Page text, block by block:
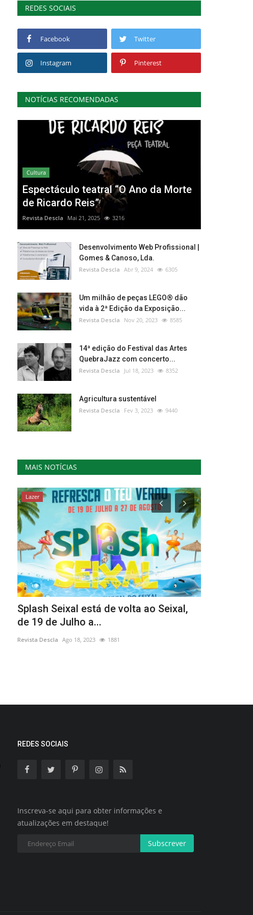
REDES SOCIAIS
Facebook Twitter
Instagram Pinterest
NOTÍCIAS RECOMENDADAS
Cultura
Espectáculo teatral “O Ano da Morte
de Ricardo Reis”
Revista Descla Mai 21, 2025 3216
Desenvolvimento Web Profissional |
Gomes & Canoso, Lda.
Revista Descla Abr 9, 2024 6305
Um milhão de peças LEGO® dão
vida à 2ª Edição da Exposição...
Revista Descla Nov 20, 2023 8585
14ª edição do Festival das Artes
QuebraJazz com concerto...
Revista Descla Jul 18, 2023 8352
Agricultura sustentável
Revista Descla Fev 3, 2023 9440
MAIS NOTÍCIAS
Lazer
Splash Seixal está de volta ao Seixal,
de 19 de Julho a...
Revista Descla Ago 18, 2023 1881
REDES SOCIAIS
Inscreva-se aqui para obter informações e
atualizações em destaque!
Subscrever